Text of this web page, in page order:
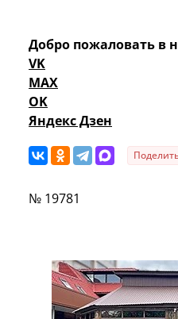
Добро пожаловать в
VK
MAX
OK
Яндекс Дзен
№ 19781